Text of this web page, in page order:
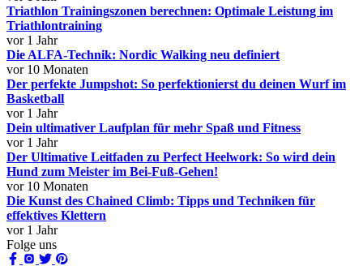
Triathlon Trainingszonen berechnen: Optimale Leistung im
Triathlontraining
vor 1 Jahr
Die ALFA-Technik: Nordic Walking neu definiert
vor 10 Monaten
Der perfekte Jumpshot: So perfektionierst du deinen Wurf im
Basketball
vor 1 Jahr
Dein ultimativer Laufplan für mehr Spaß und Fitness
vor 1 Jahr
Der Ultimative Leitfaden zu Perfect Heelwork: So wird dein
Hund zum Meister im Bei-Fuß-Gehen!
vor 10 Monaten
Die Kunst des Chained Climb: Tipps und Techniken für
effektives Klettern
vor 1 Jahr
Folge uns